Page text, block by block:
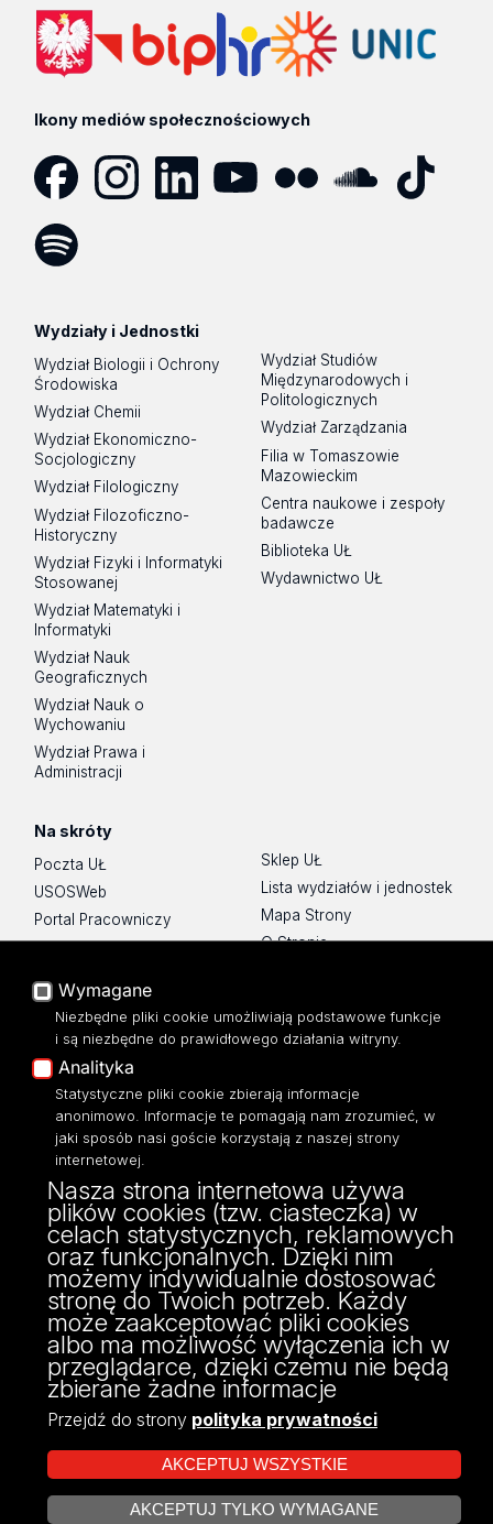
Ikony mediów społecznościowych
Wydziały i Jednostki
Wydział Biologii i Ochrony
Środowiska
Wydział Chemii
Wydział Ekonomiczno-
Socjologiczny
Wydział Filologiczny
Wydział Filozoficzno-
Historyczny
Wydział Fizyki i Informatyki
Stosowanej
Wydział Matematyki i
Informatyki
Wydział Nauk
Geograficznych
Wydział Nauk o
Wychowaniu
Wydział Prawa i
Administracji
Wydział Studiów
Międzynarodowych i
Politologicznych
Wydział Zarządzania
Filia w Tomaszowie
Mazowieckim
Centra naukowe i zespoły
badawcze
Biblioteka UŁ
Wydawnictwo UŁ
Na skróty
Poczta UŁ
USOSWeb
Portal Pracowniczy
Baza Aktów Własnych
Moodle
Eksperci UŁ
Polityka Prywatności
Dostępność
Sklep UŁ
Lista wydziałów i jednostek
Mapa Strony
O Stronie
ul. Narutowicza 68, 90-136 Łódź
NIP: 724 000 32 43
Adres do doręczeń elektronicznych (ADE):
AE:PL-74796-17640-IHHIV-17
KONTAKT
Projekt Multiportalu UŁ współfinansowany z funduszy Unii Europejskiej w
Wymagane
Niezbędne pliki cookie umożliwiają podstawowe funkcje
i są niezbędne do prawidłowego działania witryny.
Analityka
Statystyczne pliki cookie zbierają informacje
anonimowo. Informacje te pomagają nam zrozumieć, w
jaki sposób nasi goście korzystają z naszej strony
internetowej.
Nasza strona internetowa używa
plików cookies (tzw. ciasteczka) w
celach statystycznych, reklamowych
oraz funkcjonalnych. Dzięki nim
możemy indywidualnie dostosować
stronę do Twoich potrzeb. Każdy
może zaakceptować pliki cookies
albo ma możliwość wyłączenia ich w
przeglądarce, dzięki czemu nie będą
zbierane żadne informacje
Przejdź do strony polityka prywatności
AKCEPTUJ WSZYSTKIE
AKCEPTUJ TYLKO WYMAGANE